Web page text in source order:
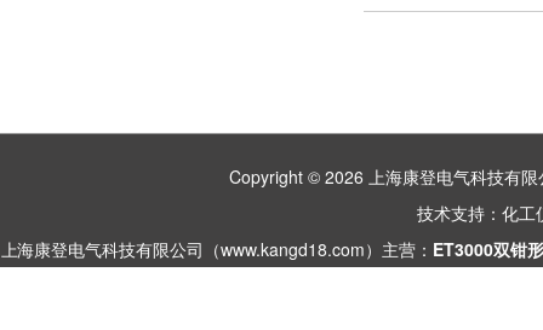
Copyright © 2026 上海康登电气科技有
技术支持： 化工
上海康登电气科技有限公司（www.kangd18.com）主营： ET3000双钳